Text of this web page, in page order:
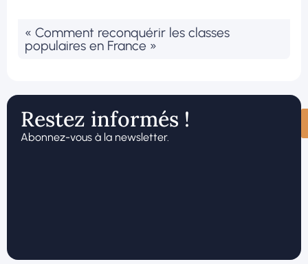
« Comment reconquérir les classes
populaires en France »
Restez informés !
Abonnez-vous à la newsletter.